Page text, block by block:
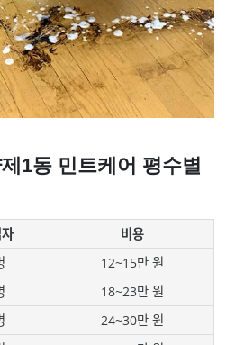
1동 민트케어 평수별
비용
12~15만 원
18~23만 원
24~30만 원